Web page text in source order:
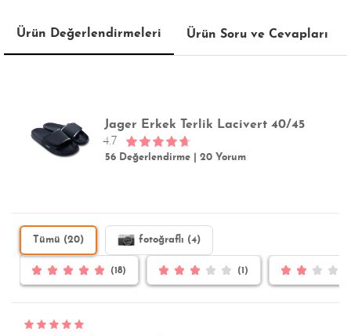
Ürün Değerlendirmeleri Ürün Soru ve Cevapları
Jager Erkek Terlik Lacivert 40/45
4.7
56 Değerlendirme |20 Yorum
Tümü (20) fotoğraflı (4)
(18) (1)